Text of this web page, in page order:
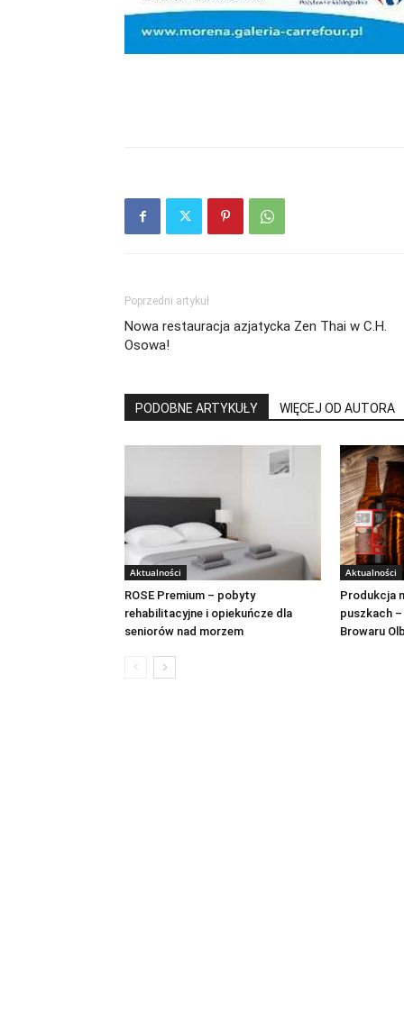
Poprzedni artykuł
Nowa restauracja azjatycka Zen Thai w C.H.
Osowa!
PODOBNE ARTYKUŁY WIĘCEJ OD AUTORA
Aktualności
ROSE Premium – pobyty
rehabilitacyjne i opiekuńcze dla
seniorów nad morzem
Aktualności
Produkcja
puszkach
Browaru